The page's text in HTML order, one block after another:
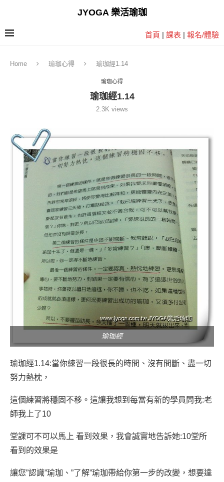
JYOGA 樂活瑜珈
首頁 | 課表 | 報名/體驗
Home 瑜珈心得 瑜珈經1.14
瑜珈心得
瑜珈經1.14
2.3K views
瑜珈經
瑜珈經1.14:當你練習一段很長的時間、沒有間斷、盡一切
努力熱枕，
這個練習將穩固不移。這讓我想到每當有新的學員問我:老
師我上了10
堂課可不可以馬上 看到效果，我會誠實地告訴她:10堂所
看到的效果是
讓您”認識”瑜珈、”了解”瑜珈帶給你第一步的改變，想要達